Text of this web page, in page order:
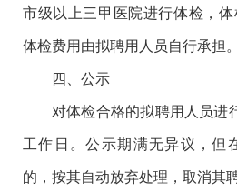
市级以上三甲医院进行体检，体
体检费用由拟聘用人员自行承担。
四、公示
对体检合格的拟聘用人员进
工作日。公示期满无异议，但
的，按其自动放弃处理，取消其